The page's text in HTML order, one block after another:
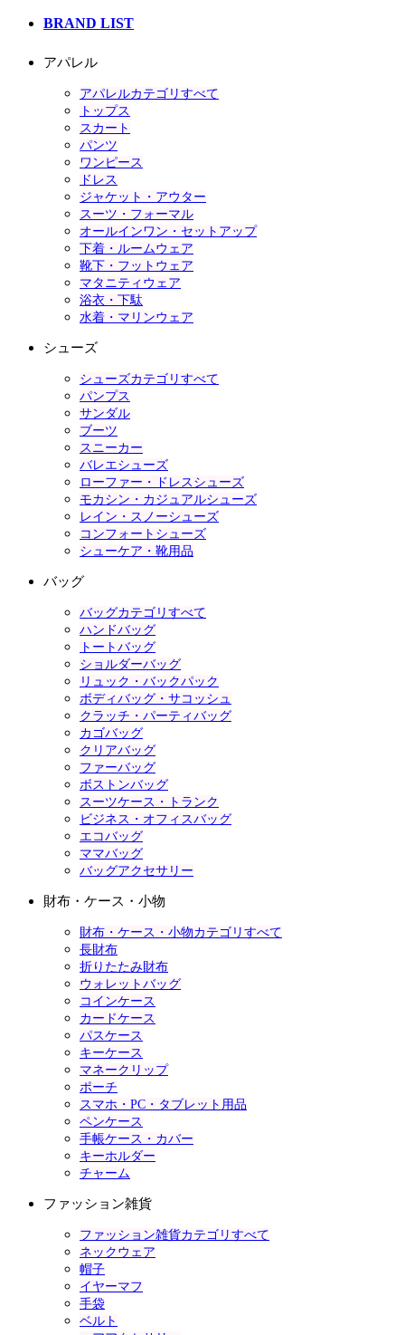
BRAND LIST
アパレル
アパレルカテゴリすべて
トップス
スカート
パンツ
ワンピース
ドレス
ジャケット・アウター
スーツ・フォーマル
オールインワン・セットアップ
下着・ルームウェア
靴下・フットウェア
マタニティウェア
浴衣・下駄
水着・マリンウェア
シューズ
シューズカテゴリすべて
パンプス
サンダル
ブーツ
スニーカー
バレエシューズ
ローファー・ドレスシューズ
モカシン・カジュアルシューズ
レイン・スノーシューズ
コンフォートシューズ
シューケア・靴用品
バッグ
バッグカテゴリすべて
ハンドバッグ
トートバッグ
ショルダーバッグ
リュック・バックパック
ボディバッグ・サコッシュ
クラッチ・パーティバッグ
カゴバッグ
クリアバッグ
ファーバッグ
ボストンバッグ
スーツケース・トランク
ビジネス・オフィスバッグ
エコバッグ
ママバッグ
バッグアクセサリー
財布・ケース・小物
財布・ケース・小物カテゴリすべて
長財布
折りたたみ財布
ウォレットバッグ
コインケース
カードケース
パスケース
キーケース
マネークリップ
ポーチ
スマホ・PC・タブレット用品
ペンケース
手帳ケース・カバー
キーホルダー
チャーム
ファッション雑貨
ファッション雑貨カテゴリすべて
ネックウェア
帽子
イヤーマフ
手袋
ベルト